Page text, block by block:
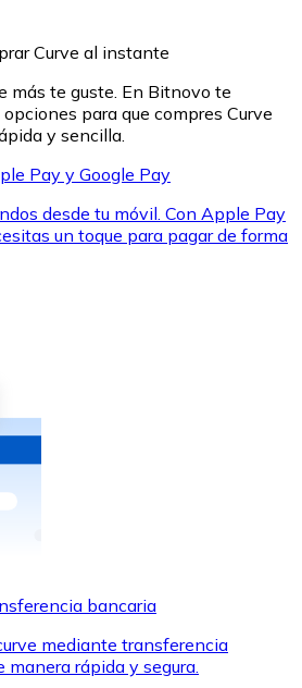
con efectivo en tu tienda más
y Mastercard para comprar
Curve al instante
más te guste. En Bitnovo te
para que compres Curve
y sencilla.
Pay y Google Pay
desde tu móvil. Con Apple Pay
un toque para pagar de forma
bancaria
mediante transferencia
rápida y segura.